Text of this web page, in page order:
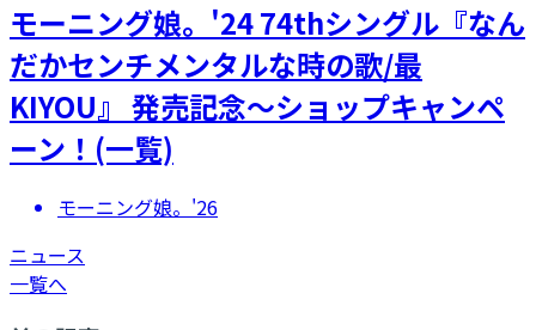
モーニング娘。'24 74thシングル『なん
だかセンチメンタルな時の歌/最
KIYOU』 発売記念～ショップキャンペ
ーン！(一覧)
モーニング娘。'26
ニュース
一覧へ